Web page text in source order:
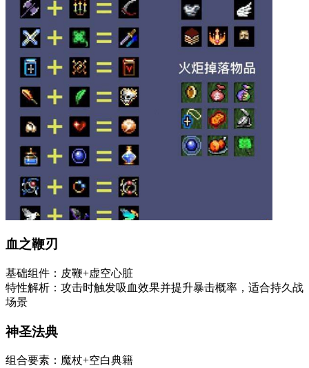
血之鞭刃
基础组件：皮鞭+虚空心脏
特性解析：攻击时触发吸血效果并提升暴击概率，适合持久战
场景
神圣法典
组合要素：魔杖+空白典籍